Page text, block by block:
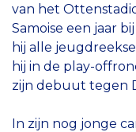
van het
Samoise een jaar
hij alle
hij in de play-
zijn debuut tegen
In zijn nog jonge